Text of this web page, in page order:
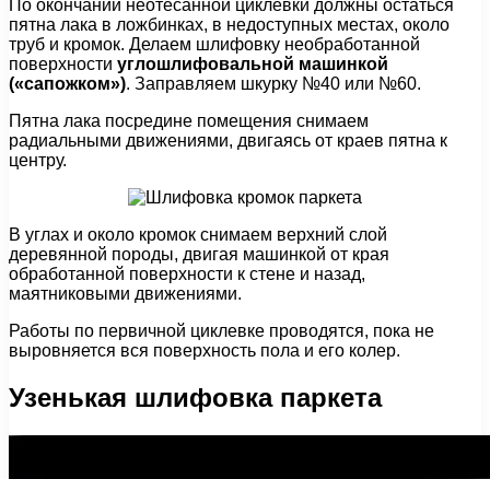
По окончании неотёсанной циклевки должны остаться
пятна лака в ложбинках, в недоступных местах, около
труб и кромок. Делаем шлифовку необработанной
поверхности углошлифовальной машинкой
(«сапожком»). Заправляем шкурку №40 или №60.
Пятна лака посредине помещения снимаем
радиальными движениями, двигаясь от краев пятна к
центру.
В углах и около кромок снимаем верхний слой
деревянной породы, двигая машинкой от края
обработанной поверхности к стене и назад,
маятниковыми движениями.
Работы по первичной циклевке проводятся, пока не
выровняется вся поверхность пола и его колер.
Узенькая шлифовка паркета